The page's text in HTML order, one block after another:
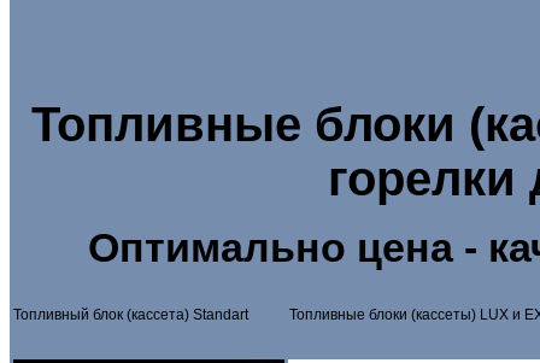
Топливные блоки
Оптимально цена -
Топливный блок (кассета) Standart Топливные блоки (кассеты) LUX и